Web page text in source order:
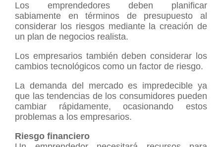
Los emprendedores deben planificar
sabiamente en términos de presupuesto al
considerar los riesgos mediante la creación de
un plan de negocios realista.
Los empresarios también deben considerar los
cambios tecnológicos como un factor de riesgo.
La demanda del mercado es impredecible ya
que las tendencias de los consumidores pueden
cambiar rápidamente, ocasionando estos
problemas a los empresarios.
Riesgo financiero